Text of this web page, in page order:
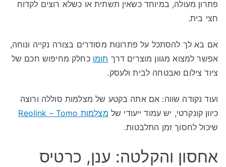
פתרון מעולה, במיוחד כשאין תשתית או כשלא רוצים לקדוח
חצי בית.
אם בא לך להסתכל על פתרונות מסודרים בצורה נקייה ונוחה,
אפשר למצוא מגוון מוצרים דרך תומו כחלק מחיפוש חכם של
ציוד צילום ואבטחה לבית ולעסק.
ועוד נקודה שווה: אם אתה בקטע של מצלמות סוללה ורוצה
כיוון קונקרטי, יש עמוד ייעודי של מצלמות Reolink – Tomo
שיכול לחסוך זמן התלבטות.
אחסון והקלטה: ענן, כרטיס